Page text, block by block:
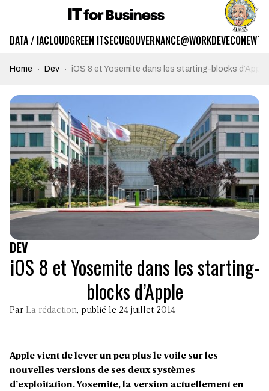
DATA / IACLOUDGREEN ITSECUGOUVERNANCE@WORKDEVECO
Home Dev iOS 8 et Yosemite dans les starting-blocks d’Apple
DEV
iOS 8 et Yosemite dans les starting-
blocks d’Apple
Par La rédaction, publié le 24 juillet 2014
Apple vient de lever un peu plus le voile sur les
nouvelles versions de ses deux systèmes
d’exploitation. Yosemite, la version actuellement en